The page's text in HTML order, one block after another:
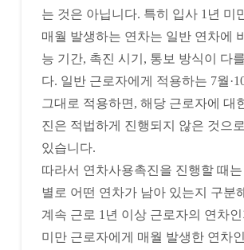
는 것은 아닙니다. 특히 입사 1년 미
매월 발생하는 연차는 일반 연차에
능 기간, 촉진 시기, 통보 방식이 다
다. 일반 근로자에게 적용하는 7월
그대로 적용하면, 해당 근로자에 대
진은 적법하게 진행되지 않은 것으
있습니다.
따라서 연차사용촉진을 진행할 때
별로 어떤 연차가 남아 있는지 구분
계속 근로 1년 이상 근로자의 연차인
미만 근로자에게 매월 발생한 연차